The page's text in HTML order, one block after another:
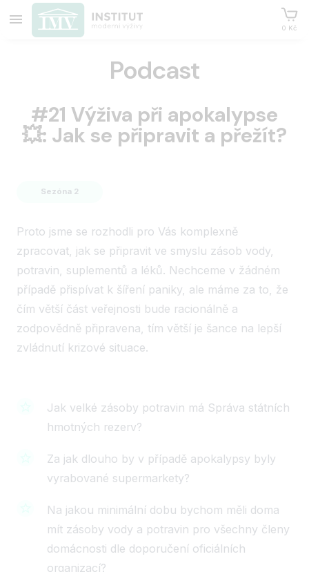
0 Kč
Podcast
#21 Výživa při apokalypse
💥: Jak se připravit a přežít?
Sezóna 2
Proto jsme se rozhodli pro Vás komplexně
zpracovat, jak se připravit ve smyslu zásob vody,
potravin, suplementů a léků. Nechceme v žádném
případě přispívat k šíření paniky, ale máme za to, že
čím větší část veřejnosti bude racionálně a
zodpovědně připravena, tím větší je šance na lepší
zvládnutí krizové situace.
Jak velké zásoby potravin má Správa státních
hmotných rezerv?
Za jak dlouho by v případě apokalypsy byly
vyrabované supermarkety?
Na jakou minimální dobu bychom měli doma
mít zásoby vody a potravin pro všechny členy
domácnosti dle doporučení oficiálních
organizací?